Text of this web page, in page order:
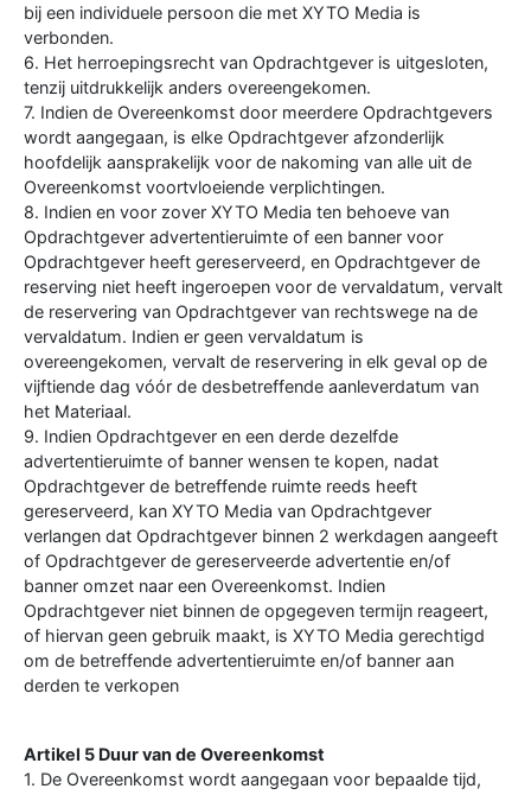
bij een individuele persoon die met XYTO Media is
verbonden.
6. Het herroepingsrecht van Opdrachtgever is uitgesloten,
tenzij uitdrukkelijk anders overeengekomen.
7. Indien de Overeenkomst door meerdere Opdrachtgevers
wordt aangegaan, is elke Opdrachtgever afzonderlijk
hoofdelijk aansprakelijk voor de nakoming van alle uit de
Overeenkomst voortvloeiende verplichtingen.
8. Indien en voor zover XYTO Media ten behoeve van
Opdrachtgever advertentieruimte of een banner voor
Opdrachtgever heeft gereserveerd, en Opdrachtgever de
reserving niet heeft ingeroepen voor de vervaldatum, vervalt
de reservering van Opdrachtgever van rechtswege na de
vervaldatum. Indien er geen vervaldatum is
overeengekomen, vervalt de reservering in elk geval op de
vijftiende dag vóór de desbetreffende aanleverdatum van
het Materiaal.
9. Indien Opdrachtgever en een derde dezelfde
advertentieruimte of banner wensen te kopen, nadat
Opdrachtgever de betreffende ruimte reeds heeft
gereserveerd, kan XYTO Media van Opdrachtgever
verlangen dat Opdrachtgever binnen 2 werkdagen aangeeft
of Opdrachtgever de gereserveerde advertentie en/of
banner omzet naar een Overeenkomst. Indien
Opdrachtgever niet binnen de opgegeven termijn reageert,
of hiervan geen gebruik maakt, is XYTO Media gerechtigd
om de betreffende advertentieruimte en/of banner aan
derden te verkopen
Artikel 5 Duur van de Overeenkomst
1. De Overeenkomst wordt aangegaan voor bepaalde tijd,